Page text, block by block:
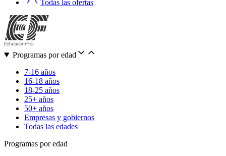
Todas las ofertas
Programas por edad
7-16 años
16-18 años
18-25 años
25+ años
50+ años
Empresas y gobiernos
Todas las edades
Programas por edad